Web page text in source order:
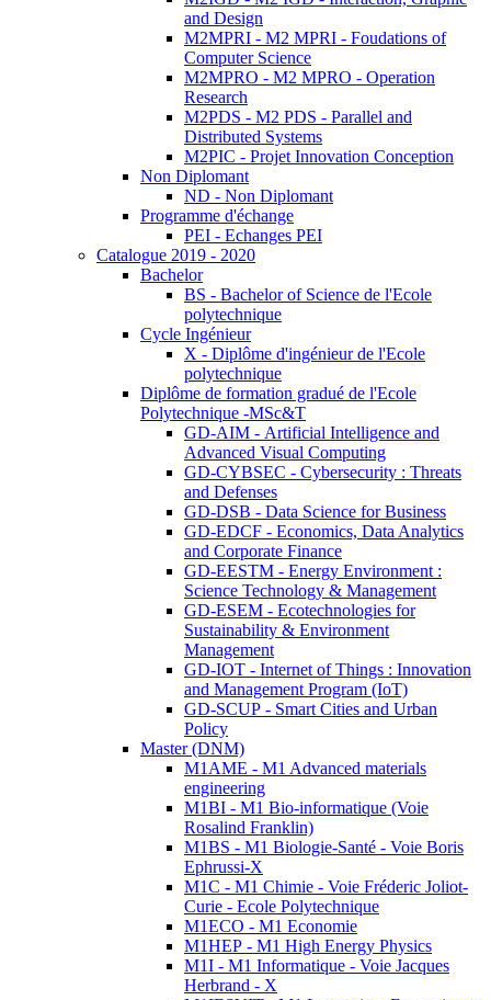
and Design
M2MPRI - M2 MPRI - Foudations of
Computer Science
M2MPRO - M2 MPRO - Operation
Research
M2PDS - M2 PDS - Parallel and
Distributed Systems
M2PIC - Projet Innovation Conception
Non Diplomant
ND - Non Diplomant
Programme d'échange
PEI - Echanges PEI
Catalogue 2019 - 2020
Bachelor
BS - Bachelor of Science de l'Ecole
polytechnique
Cycle Ingénieur
X - Diplôme d'ingénieur de l'Ecole
polytechnique
Diplôme de formation gradué de l'Ecole
Polytechnique -MSc&T
GD-AIM - Artificial Intelligence and
Advanced Visual Computing
GD-CYBSEC - Cybersecurity : Threats
and Defenses
GD-DSB - Data Science for Business
GD-EDCF - Economics, Data Analytics
and Corporate Finance
GD-EESTM - Energy Environment :
Science Technology & Management
GD-ESEM - Ecotechnologies for
Sustainability & Environment
Management
GD-IOT - Internet of Things : Innovation
and Management Program (IoT)
GD-SCUP - Smart Cities and Urban
Policy
Master (DNM)
M1AME - M1 Advanced materials
engineering
M1BI - M1 Bio-informatique (Voie
Rosalind Franklin)
M1BS - M1 Biologie-Santé - Voie Boris
Ephrussi-X
M1C - M1 Chimie - Voie Fréderic Joliot-
Curie - Ecole Polytechnique
M1ECO - M1 Economie
M1HEP - M1 High Energy Physics
M1I - M1 Informatique - Voie Jacques
Herbrand - X